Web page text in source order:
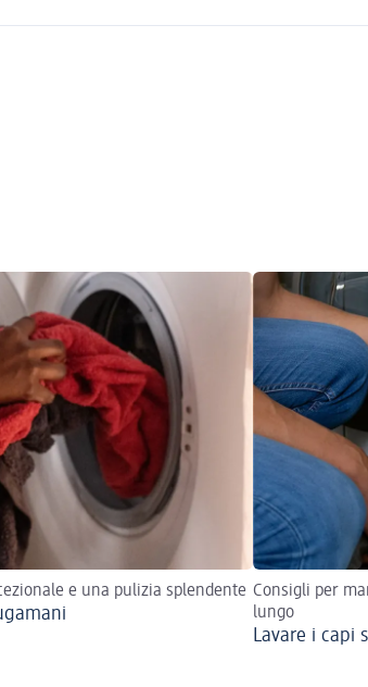
e una pulizia splendente Consigli per
lungo
Lavare i capi